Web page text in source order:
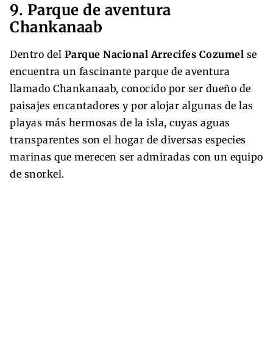
9. Parque de aventura
Chankanaab
Dentro del Parque Nacional Arrecifes Cozumel se
encuentra un fascinante parque de aventura
llamado Chankanaab, conocido por ser dueño de
paisajes encantadores y por alojar algunas de las
playas más hermosas de la isla, cuyas aguas
transparentes son el hogar de diversas especies
marinas que merecen ser admiradas con un equipo
de snorkel.